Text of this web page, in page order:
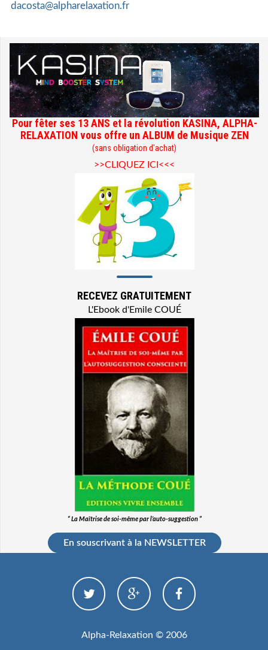
dacosta@alpharelaxation.fr
Pour fêter ses 13 ANS et la révolution KASINA, ALPHA-
RELAXATION vous offre un ALBUM de Musique ZEN
(sans obligation d'achat)
>>CLIQUEZ ICI<<<
RECEVEZ GRATUITEMENT
L'Ebook d'Emile COUÉ
“ La Maîtrise de soi-même par l’auto-suggestion ”
En souscrivant à la NEWSLETTER
Alpha-Relaxation © 2006